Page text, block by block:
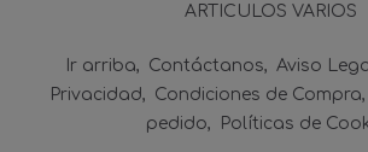
ARTICULOS VARIOS
Ir arriba Contáctanos Aviso
Privacidad
Condiciones de Compra
pedido
Políticas de